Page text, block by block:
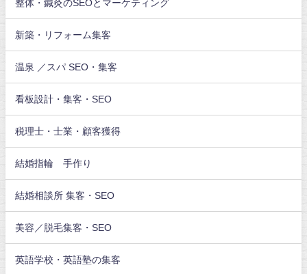
整体・鍼灸のSEOとマーケティング
新築・リフォーム集客
温泉 ／スパ SEO・集客
看板設計・集客・SEO
税理士・士業・顧客獲得
結婚指輪 手作り
結婚相談所 集客・SEO
美容／脱毛集客・SEO
英語学校・英語塾の集客